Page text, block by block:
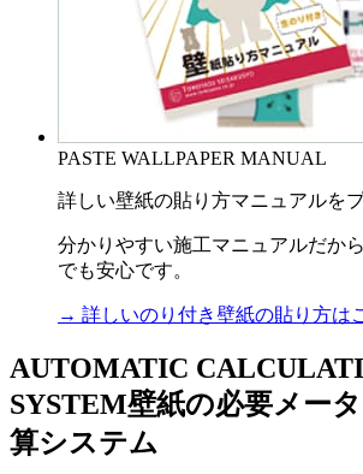
PASTE WALLPAPER MANUAL
詳しい壁紙の貼り方マニュアルを
分かりやすい施工マニュアルだか
でも安心です。
→ 詳しいのり付き壁紙の貼り方は
AUTOMATIC
SYSTEM壁紙の必要メー
算システム